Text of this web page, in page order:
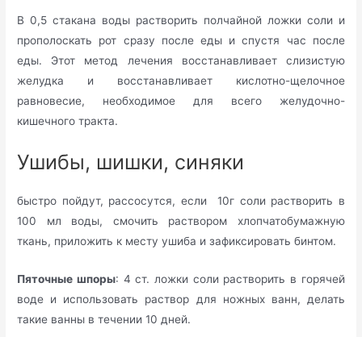
В 0,5 стакана воды растворить полчайной ложки соли и
прополоскать рот сразу после еды и спустя час после
еды. Этот метод лечения восстанавливает слизистую
желудка и восстанавливает кислотно-щелочное
равновесие, необходимое для всего желудочно-
кишечного тракта.
Ушибы, шишки, синяки
быстро пойдут, рассосутся, если 10г соли растворить в
100 мл воды, смочить раствором хлопчатобумажную
ткань, приложить к месту ушиба и зафиксировать бинтом.
Пяточные шпоры: 4 ст. ложки соли растворить в горячей
воде и использовать раствор для ножных ванн, делать
такие ванны в течении 10 дней.